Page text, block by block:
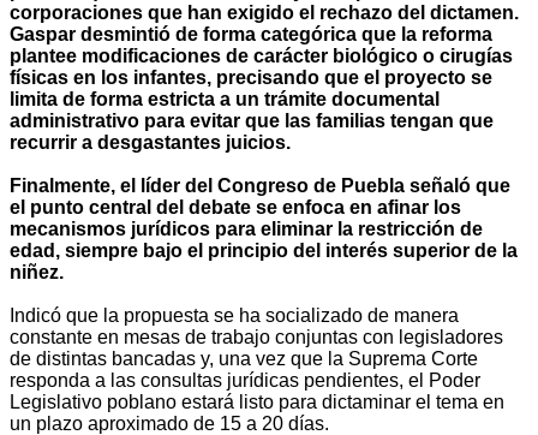
corporaciones que han exigido el rechazo del dictamen.
Gaspar desmintió de forma categórica que la reforma
plantee modificaciones de carácter biológico o cirugías
físicas en los infantes, precisando que el proyecto se
limita de forma estricta a un trámite documental
administrativo para evitar que las familias tengan que
recurrir a desgastantes juicios.
Finalmente, el líder del Congreso de Puebla señaló que
el punto central del debate se enfoca en afinar los
mecanismos jurídicos para eliminar la restricción de
edad, siempre bajo el principio del interés superior de la
niñez.
Indicó que la propuesta se ha socializado de manera
constante en mesas de trabajo conjuntas con legisladores
de distintas bancadas y, una vez que la Suprema Corte
responda a las consultas jurídicas pendientes, el Poder
Legislativo poblano estará listo para dictaminar el tema en
un plazo aproximado de 15 a 20 días.